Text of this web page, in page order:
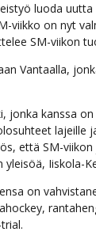
luoda
viikko on nyt
SM-viikon
Vantaalla,
jonka kanssa
lajeille
että SM-
Iiskola-
on